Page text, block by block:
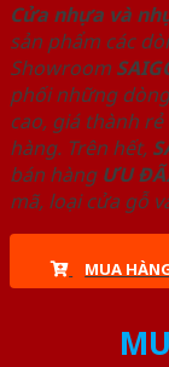
Cửa nhựa và
sản phẩm các
Showroom
phối những
cao, giá thành
hàng. Trên hết,
bán hàng ƯU
mã, loại cửa gỗ
MUA